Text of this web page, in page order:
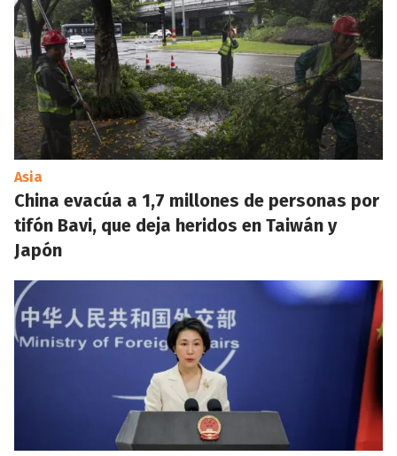
Asia
China evacúa a 1,7 millones de personas por
tifón Bavi, que deja heridos en Taiwán y
Japón